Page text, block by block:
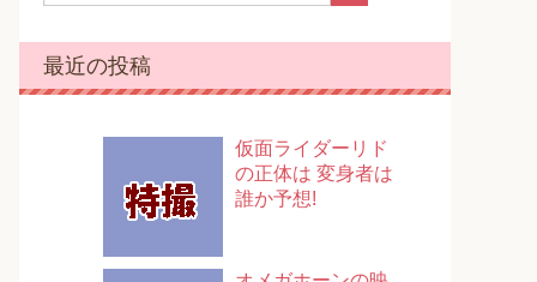
最近の投稿
仮面ライダーリド
の正体は 変身者は
誰か予想!